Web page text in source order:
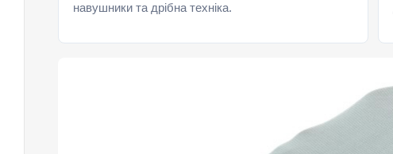
навушники та дрібна техніка.